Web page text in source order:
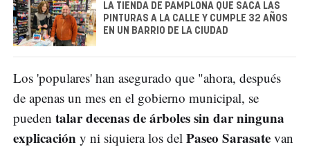
LA TIENDA DE PAMPLONA QUE SACA LAS
PINTURAS A LA CALLE Y CUMPLE 32 AÑOS
EN UN BARRIO DE LA CIUDAD
Los 'populares' han asegurado que "ahora, después
de apenas un mes en el gobierno municipal, se
pueden talar decenas de árboles sin dar ninguna
explicación y ni siquiera los del Paseo Sarasate van